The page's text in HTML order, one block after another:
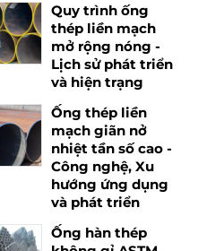
Quy trình ống
thép liền mạch
mở rộng nóng -
Lịch sử phát triển
và hiện trạng
Ống thép liền
mạch giãn nở
nhiệt tần số cao -
Công nghệ, Xu
hướng ứng dụng
và phát triển
Ống hàn thép